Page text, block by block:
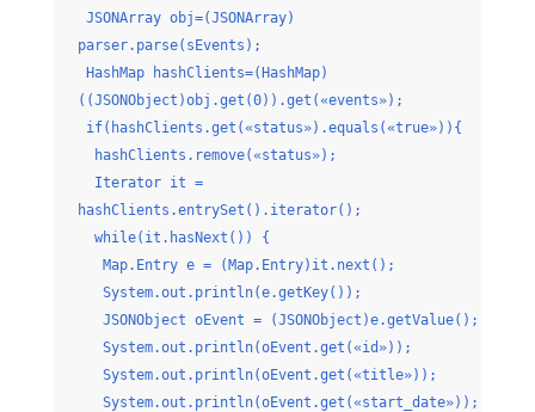
JSONArray obj=(JSONArray)
parser.parse(sEvents);
HashMap hashClients=(HashMap)
((JSONObject)obj.get(0)).get(«events»);
if(hashClients.get(«status»).equals(«true»)){
hashClients.remove(«status»);
Iterator it =
hashClients.entrySet().iterator();
while(it.hasNext()) {
Map.Entry e = (Map.Entry)it.next();
System.out.println(e.getKey());
JSONObject oEvent = (JSONObject)e.getValue();
System.out.println(oEvent.get(«id»));
System.out.println(oEvent.get(«title»));
System.out.println(oEvent.get(«start_date»));